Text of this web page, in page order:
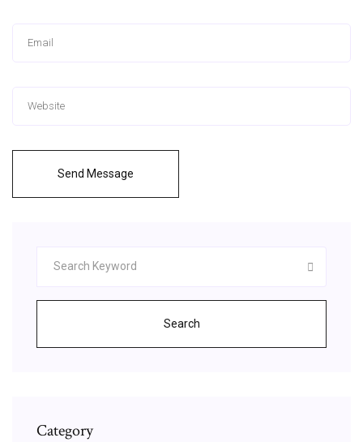
Send Message
Search
Category